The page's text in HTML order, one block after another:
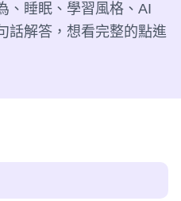
、睡眠、學習風格、AI
話解答，想看完整的點進